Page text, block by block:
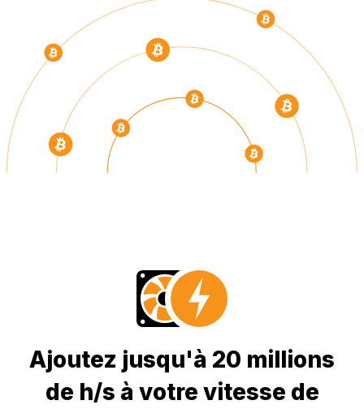
Ajoutez jusqu'à 20 millions
de h/s à votre vitesse de